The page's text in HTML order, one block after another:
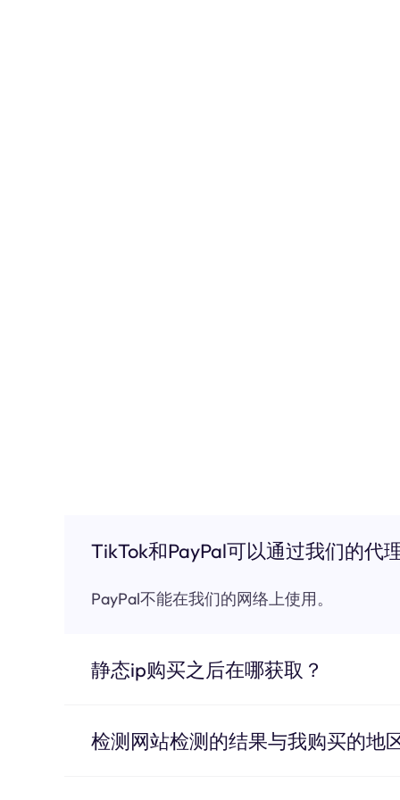
TikTok和PayPal可以通过我们的代
PayPal不能在我们的网络上使用。
静态ip购买之后在哪获取？
检测网站检测的结果与我购买的地